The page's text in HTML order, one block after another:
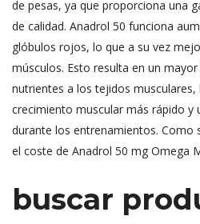
de pesas, ya que proporciona una
de calidad. Anadrol 50 funciona
glóbulos rojos, lo que a su vez
músculos. Esto resulta en un
nutrientes a los tejidos
crecimiento muscular más rápido y
durante los entrenamientos. Como
el coste de Anadrol 50 mg Omega
buscar